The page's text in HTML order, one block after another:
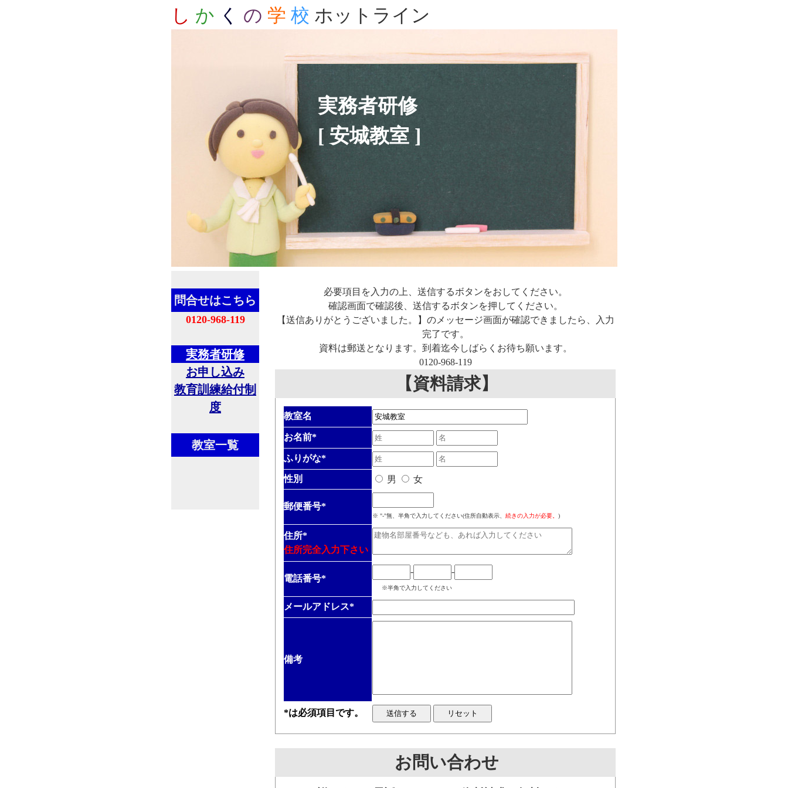
し か く の 学 校 ホットライン
実務者研修
[ 安城教室 ]
必要項目を入力の上、送信するボタンをおしてください。
確認画面で確認後、送信するボタンを押してください。
【送信ありがとうございました。】のメッセージ画面が確認できましたら、入力
完了です。
資料は郵送となります。到着迄今しばらくお待ち願います。
0120-968-119
【資料請求】
教室名
お名前*
ふりがな*
性別 男 女
郵便番号*
※ "-"無、半角で入力してください(住所自動表示、 続きの入力が必要。 )
住所*
住所完全入力下さい
電話番号*
- -
※半角で入力してください
メールアドレス*
備考
*は必須項目です。
お問い合わせ
問合せはこちら
0120-968-119
実務者研修
お申し込み
教育訓練給付制
度
教室一覧